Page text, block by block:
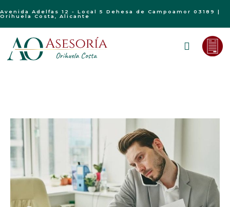
Avenida Adelfas 12 - Local 5 Dehesa de Campoamor 03189 |
Orihuela Costa, Alicante